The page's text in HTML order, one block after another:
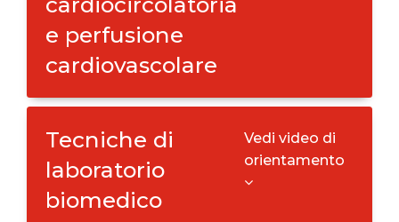
e perfusione
cardiovascolare
Tecniche di
laboratorio
biomedico
Vedi video di
orientamento